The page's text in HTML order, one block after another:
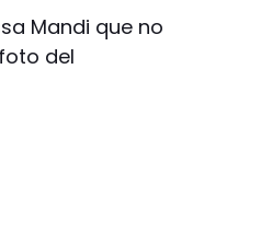
Mandi que no
del